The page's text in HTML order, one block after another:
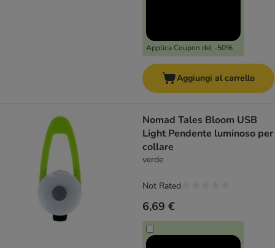
Applica Coupon del -50%
Aggiungi al carrello
Nomad Tales Bloom USB
Light Pendente luminoso per
collare
verde
6,69 €
Not Rated